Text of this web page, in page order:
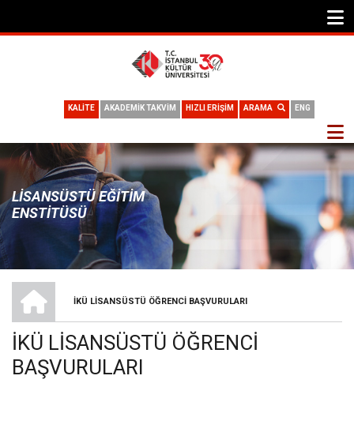
ENG
ARAMA
HIZLI ERİŞİM
AKADEMİK TAKVİM
KALİTE
LISANSÜSTÜ EĞITIM
ENSTITÜSÜ
SAYFA
YOLU
İKÜ LİSANSÜSTÜ ÖĞRENCİ BAŞVURULARI
İKÜ LİSANSÜSTÜ ÖĞRENCİ
BAŞVURULARI